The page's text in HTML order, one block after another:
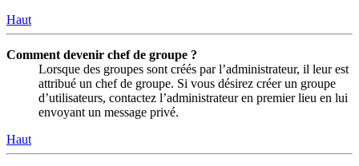
Haut
Comment devenir chef de groupe ?
Lorsque des groupes sont créés par l’administrateur, il leur est
attribué un chef de groupe. Si vous désirez créer un groupe
d’utilisateurs, contactez l’administrateur en premier lieu en lui
envoyant un message privé.
Haut